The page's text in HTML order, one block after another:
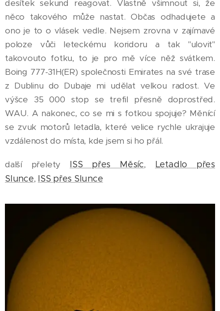
desítek sekund reagovat. Vlastně všimnout si, že
něco takového může nastat. Občas odhadujete a
ono je to o vlásek vedle. Nejsem zrovna v zajímavé
poloze vůči leteckému koridoru a tak "ulovit"
takovouto fotku, to je pro mě více něž svátkem.
Boing 777-31H(ER) společnosti Emirates na své trase
z Dublinu do Dubaje mi udělat velkou radost. Ve
výšce 35 000 stop se trefil přesně doprostřed.
WAU. A nakonec, co se mi s fotkou spojuje? Měnící
se zvuk motorů letadla, které velice rychle ukrajuje
vzdálenost do místa, kde jsem si ho přál.
další přelety ISS přes Měsíc, Letadlo přes
Slunce, ISS přes Slunce